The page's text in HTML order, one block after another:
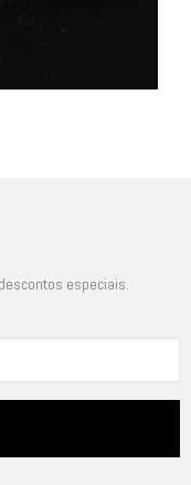
especiais.